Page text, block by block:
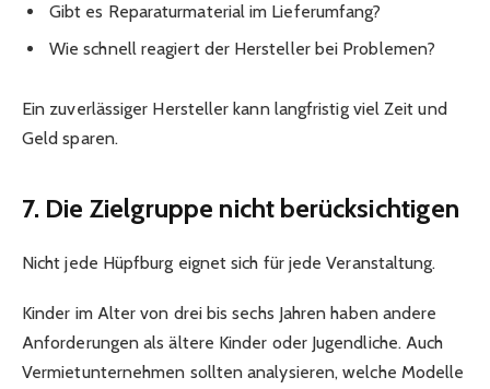
Gibt es Reparaturmaterial im Lieferumfang?
Wie schnell reagiert der Hersteller bei Problemen?
Ein zuverlässiger Hersteller kann langfristig viel Zeit und
Geld sparen.
7. Die Zielgruppe nicht berücksichtigen
Nicht jede Hüpfburg eignet sich für jede Veranstaltung.
Kinder im Alter von drei bis sechs Jahren haben andere
Anforderungen als ältere Kinder oder Jugendliche. Auch
Vermietunternehmen sollten analysieren, welche Modelle